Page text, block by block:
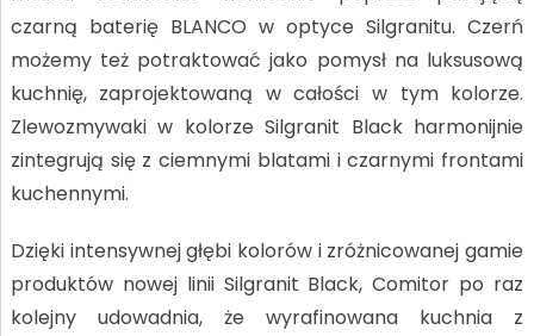
czarną baterię BLANCO w optyce Silgranitu. Czerń
możemy też potraktować jako pomysł na luksusową
kuchnię, zaprojektowaną w całości w tym kolorze.
Zlewozmywaki w kolorze Silgranit Black harmonijnie
zintegrują się z ciemnymi blatami i czarnymi frontami
kuchennymi.
Dzięki intensywnej głębi kolorów i zróżnicowanej gamie
produktów nowej linii Silgranit Black, Comitor po raz
kolejny udowadnia, że wyrafinowana kuchnia z